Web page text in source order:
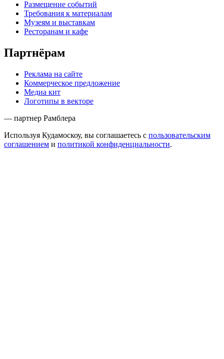
Размещение событий
Требования к материалам
Музеям и выставкам
Ресторанам и кафе
Партнёрам
Реклама на сайте
Коммерческое предложение
Медиа кит
Логотипы в векторе
— партнер Рамблера
Используя Кудамоскоу, вы соглашаетесь с пользовательским
соглашением и политикой конфиденциальности.